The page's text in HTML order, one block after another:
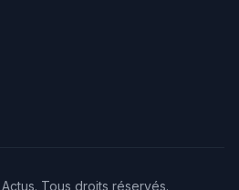
Tous droits réservés.